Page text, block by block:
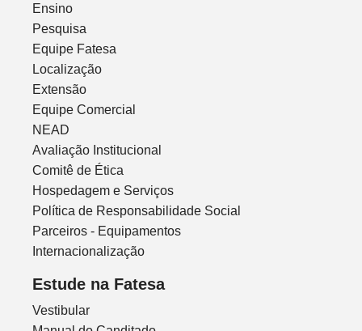
Ensino
Pesquisa
Equipe Fatesa
Localização
Extensão
Equipe Comercial
NEAD
Avaliação Institucional
Comitê de Ética
Hospedagem e Serviços
Política de Responsabilidade Social
Parceiros - Equipamentos
Internacionalização
Estude na Fatesa
Vestibular